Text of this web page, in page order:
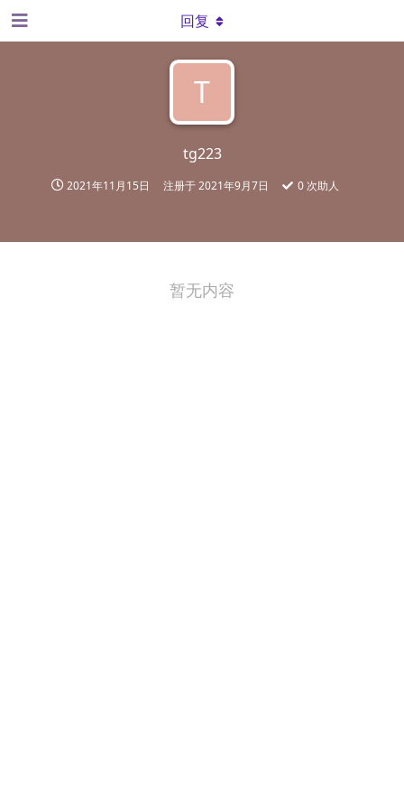
T
tg223
2021年11月15日 注册于2021年9月7日 0 次助人
回复
暂无内容